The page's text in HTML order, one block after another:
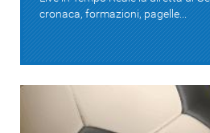
cronaca, formazioni, pagelle...